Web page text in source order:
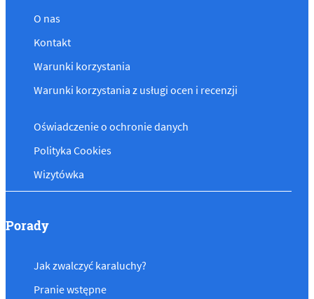
O nas
Kontakt
Warunki korzystania
Warunki korzystania z usługi ocen i recenzji
Oświadczenie o ochronie danych
Polityka Cookies
Wizytówka
Porady
Jak zwalczyć karaluchy?
Pranie wstępne